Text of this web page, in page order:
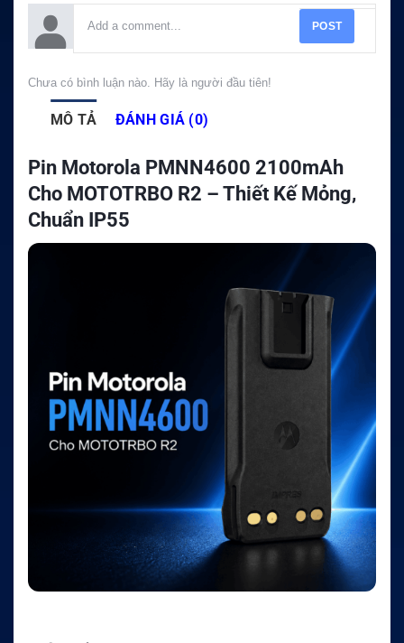
POST
Chưa có bình luận nào. Hãy là người đầu tiên!
MÔ TẢ ĐÁNH GIÁ (0)
Pin Motorola PMNN4600 2100mAh
Cho MOTOTRBO R2 – Thiết Kế Mỏng,
Chuẩn IP55